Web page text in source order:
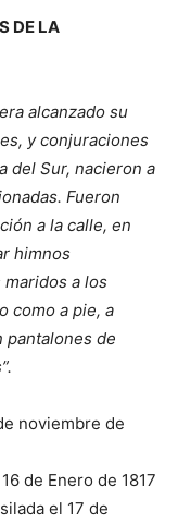
DE LA
alcanzado su
y conjuraciones
del Sur, nacieron a
Fueron
a la calle, en
himnos
a los
como a pie, a
pantalones de
noviembre de
de Enero de 1817
el 17 de